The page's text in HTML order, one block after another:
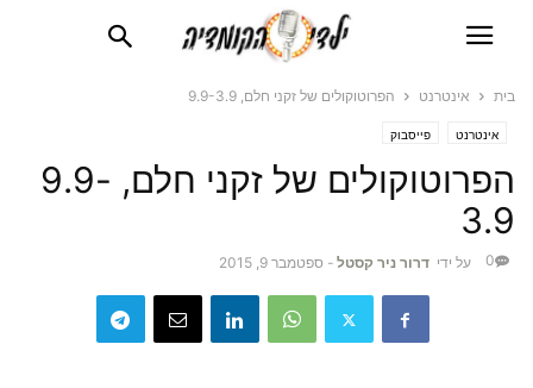
בית אינטרנט הפרוטוקולים של זקני חלם, 9.9-3.9
אינטרנט פייסבוק
הפרוטוקולים של זקני חלם, 9.9-
3.9
על ידי דרור ניר קסטל - ספטמבר 9, 2015 0